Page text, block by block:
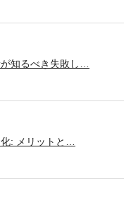
知るべき失敗し…
: メリットと…